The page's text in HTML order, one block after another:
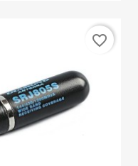
favorite_border